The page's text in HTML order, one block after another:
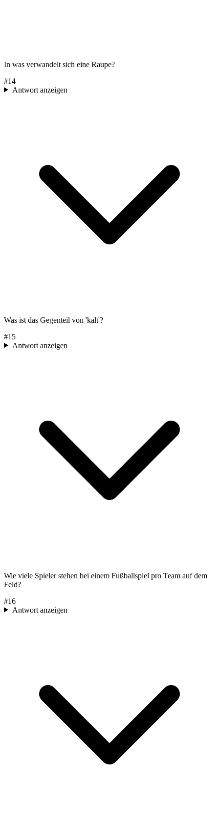
In was verwandelt sich eine Raupe?
#14
Antwort anzeigen
Was ist das Gegenteil von 'kalt'?
#15
Antwort anzeigen
Wie viele Spieler stehen bei einem Fußballspiel pro Team auf dem
Feld?
#16
Antwort anzeigen